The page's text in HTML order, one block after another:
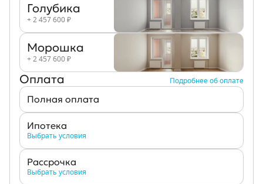
Голубика
+ 2 457 600 ₽
Морошка
+ 2 457 600 ₽
Оплата Подробнее об оплате
Полная оплата
Ипотека
Выбрать условия
Рассрочка
Выбрать условия